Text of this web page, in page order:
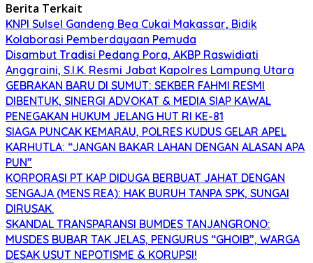
Berita Terkait
KNPI Sulsel Gandeng Bea Cukai Makassar, Bidik
Kolaborasi Pemberdayaan Pemuda
Disambut Tradisi Pedang Pora, AKBP Raswidiati
Anggraini, S.I.K. Resmi Jabat Kapolres Lampung Utara
GEBRAKAN BARU DI SUMUT: SEKBER FAHMI RESMI
DIBENTUK, SINERGI ADVOKAT & MEDIA SIAP KAWAL
PENEGAKAN HUKUM JELANG HUT RI KE-81
SIAGA PUNCAK KEMARAU, POLRES KUDUS GELAR APEL
KARHUTLA: “JANGAN BAKAR LAHAN DENGAN ALASAN APA
PUN”
KORPORASI PT KAP DIDUGA BERBUAT JAHAT DENGAN
SENGAJA (MENS REA): HAK BURUH TANPA SPK, SUNGAI
DIRUSAK.
SKANDAL TRANSPARANSI BUMDES TANJANGRONO:
MUSDES BUBAR TAK JELAS, PENGURUS “GHOIB”, WARGA
DESAK USUT NEPOTISME & KORUPSI!